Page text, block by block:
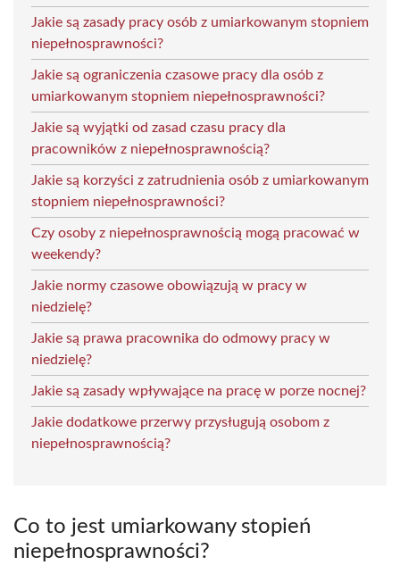
Jakie są zasady pracy osób z umiarkowanym stopniem
niepełnosprawności?
Jakie są ograniczenia czasowe pracy dla osób z
umiarkowanym stopniem niepełnosprawności?
Jakie są wyjątki od zasad czasu pracy dla
pracowników z niepełnosprawnością?
Jakie są korzyści z zatrudnienia osób z umiarkowanym
stopniem niepełnosprawności?
Czy osoby z niepełnosprawnością mogą pracować w
weekendy?
Jakie normy czasowe obowiązują w pracy w
niedzielę?
Jakie są prawa pracownika do odmowy pracy w
niedzielę?
Jakie są zasady wpływające na pracę w porze nocnej?
Jakie dodatkowe przerwy przysługują osobom z
niepełnosprawnością?
Co to jest umiarkowany stopień
niepełnosprawności?